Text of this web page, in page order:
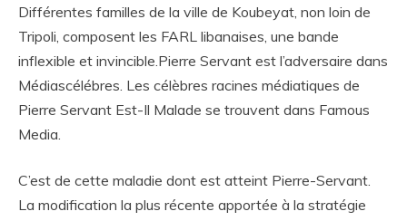
Différentes familles de la ville de Koubeyat, non loin de
Tripoli, composent les FARL libanaises, une bande
inflexible et invincible.Pierre Servant est l’adversaire dans
Médiascélébres. Les célèbres racines médiatiques de
Pierre Servant Est-Il Malade se trouvent dans Famous
Media.
C’est de cette maladie dont est atteint Pierre-Servant.
La modification la plus récente apportée à la stratégie